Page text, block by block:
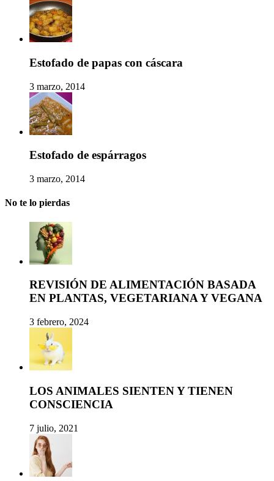
Estofado de papas con cáscara
3 marzo, 2014
Estofado de espárragos
3 marzo, 2014
No te lo pierdas
REVISIÓN DE ALIMENTACIÓN BASADA
EN PLANTAS, VEGETARIANA Y VEGANA
3 febrero, 2024
LOS ANIMALES SIENTEN Y TIENEN
CONSCIENCIA
7 julio, 2021